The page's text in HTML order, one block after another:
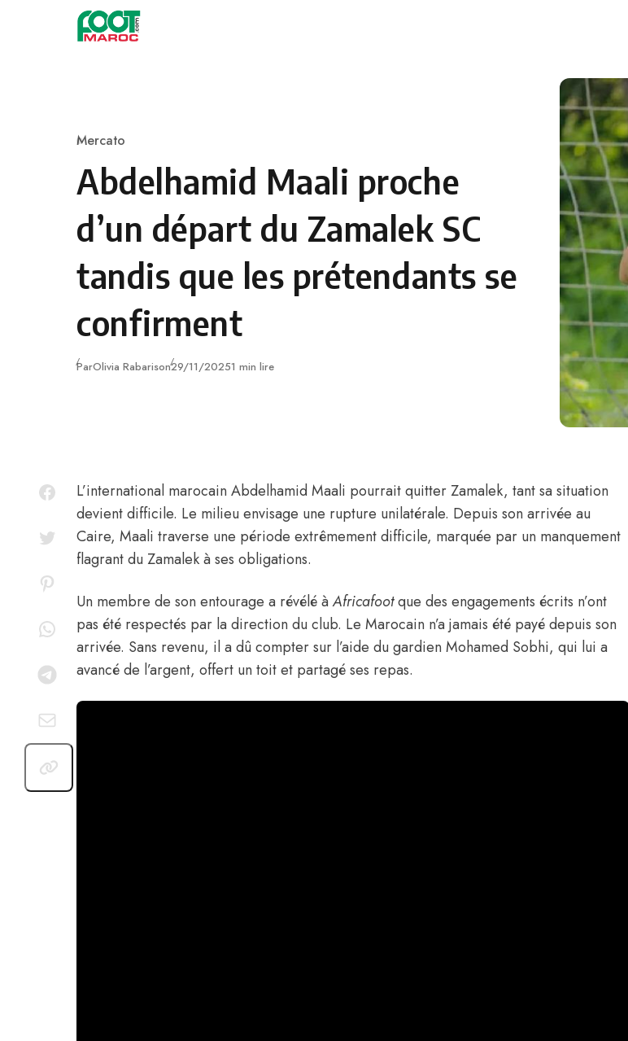
Skip to content
Category
Mercato
Abdelhamid Maali proche
d’un départ du Zamalek SC
tandis que les prétendants se
confirment
ParOlivia RabarisonPublié
29/11/20251 min lire
L’international marocain Abdelhamid Maali pourrait quitter Zamalek, tant sa situation
devient difficile. Le milieu envisage une rupture unilatérale. Depuis son arrivée au
Caire, Maali traverse une période extrêmement difficile, marquée par un manquement
flagrant du Zamalek à ses obligations.
Un membre de son entourage a révélé àAfricafootque des engagements écrits n’ont
pas été respectés par la direction du club. Le Marocain n’a jamais été payé depuis son
arrivée. Sans revenu, il a dû compter sur l’aide du gardien Mohamed Sobhi, qui lui a
avancé de l’argent, offert un toit et partagé ses repas.